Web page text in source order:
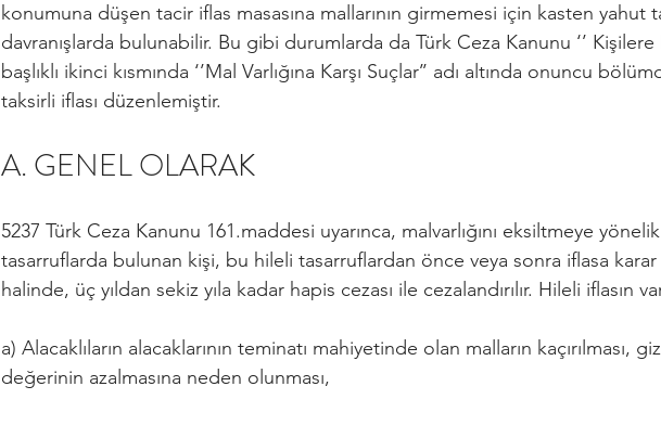
konumuna düşen tacir iflas masasına mallarının girmemesi için kasten yahut
davranışlarda bulunabilir. Bu gibi durumlarda da Türk Ceza Kanunu ‘’ Kişilere
başlıklı ikinci kısmında ‘’Mal Varlığına Karşı Suçlar’’ adı altında onuncu
taksirli iflası düzenlemiştir.
A. GENEL OLARAK
5237 Türk Ceza Kanunu 161.maddesi uyarınca, malvarlığını eksiltmeye
tasarruflarda bulunan kişi, bu hileli tasarruflardan önce veya sonra iflasa karar
halinde, üç yıldan sekiz yıla kadar hapis cezası ile cezalandırılır. Hileli iflasın
a) Alacaklıların alacaklarının teminatı mahiyetinde olan malların kaçırılması,
değerinin azalmasına neden olunması,